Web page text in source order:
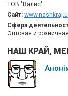
ТОВ "Валис"
Сайт:
Сфера
Оптовая и
НАШ КРАЙ,